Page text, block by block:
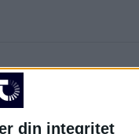
din integritet